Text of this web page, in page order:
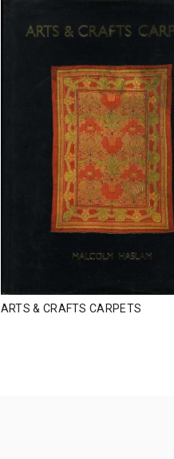
ARTS & CRAFTS CARPETS